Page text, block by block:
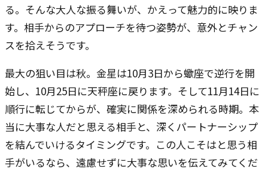
る。そんな大人な振る舞いが、かえって魅力的に映りま
す。相手からのアプローチを待つ姿勢が、意外とチャン
スを拾えそうです。
最大の狙い目は秋。金星は10月3日から蠍座で逆行を開
始し、10月25日に天秤座に戻ります。そして11月14日に
順行に転じてからが、確実に関係を深められる時期。本
当に大事な人だと思える相手と、深くパートナーシップ
を結んでいけるタイミングです。この人こそはと思う相
手がいるなら、遠慮せずに大事な思いを伝えてみてくだ